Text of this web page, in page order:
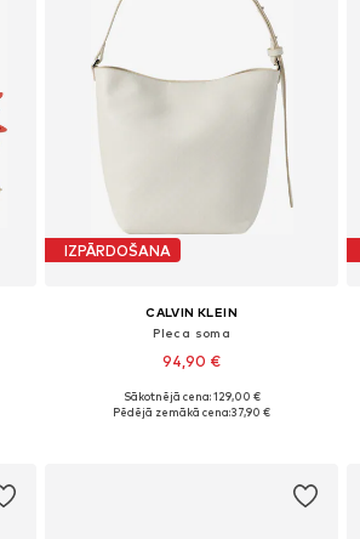
IZPĀRDOŠANA
CALVIN KLEIN
Pleca soma
94,90 €
Pieejamie izmēri: One Size
Sākotnējā cena: 129,00 €
Pēdējā zemākā cena:37,90 €